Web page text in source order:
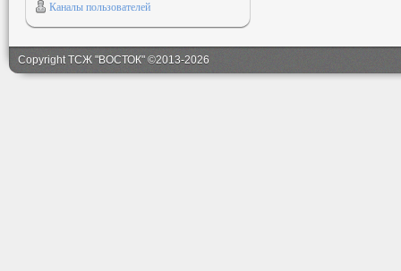
Каналы пользователей
Copyright ТСЖ "ВОСТОК" ©2013-2026